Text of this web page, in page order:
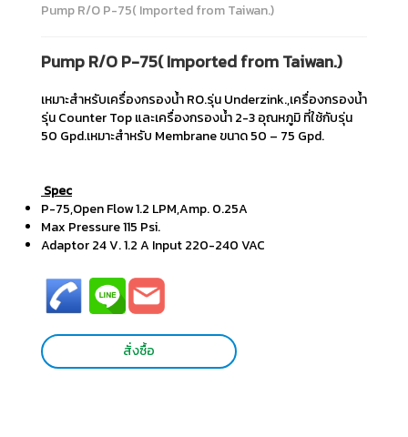
Pump R/O P-75( Imported from Taiwan.)
Pump R/O P-75( Imported from Taiwan.)
เหมาะสำหรับเครื่องกรองน้ำ RO.รุ่น Underzink.,เครื่องกรองน้ำ
รุ่น Counter Top และเครื่องกรองน้ำ 2-3 อุณหภูมิ ที่ใช้กับรุ่น
50 Gpd.เหมาะสำหรับ Membrane ขนาด 50 – 75 Gpd.
Spec
P-75,Open Flow 1.2 LPM,Amp. 0.25A
Max Pressure 115 Psi.
Adaptor 24 V. 1.2 A Input 220-240 VAC
สั่งซื้อ